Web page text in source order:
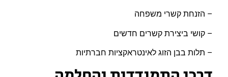
– הזנחת קשרי משפחה
– קושי ביצירת קשרים חדשים
– תלות בבן הזוג לאינטראקציות חברתיות